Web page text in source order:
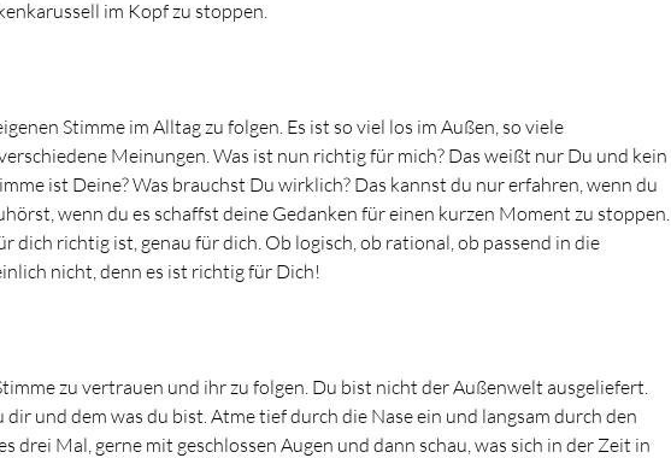
im Kopf zu stoppen.
Stimme im Alltag zu folgen. Es ist so viel los im Außen, so viele
Meinungen. Was ist nun richtig für mich? Das weißt nur Du und kein
ist Deine? Was brauchst Du wirklich? Das kannst du nur erfahren, wenn du
wenn du es schaffst deine Gedanken für einen kurzen Moment zu stoppen.
dich richtig ist, genau für dich. Ob logisch, ob rational, ob passend in die
nicht, denn es ist richtig für Dich!
zu vertrauen und ihr zu folgen. Du bist nicht der Außenwelt ausgeliefert.
dir und dem was du bist. Atme tief durch die Nase ein und langsam durch den
drei Mal, gerne mit geschlossen Augen und dann schau, was sich in der Zeit in